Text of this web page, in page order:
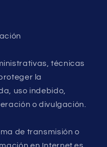
técnicas
la
uso indebido,
o divulgación.
de transmisión o